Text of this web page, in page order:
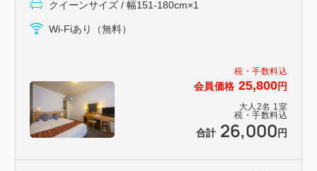
税・手数料込
会員価格 25,800円
大人 2名 1 室
税・手数料込
合計 26,000 円
クイーンサイズ / 幅151-180cm×1
Wi-Fiあり（無料）